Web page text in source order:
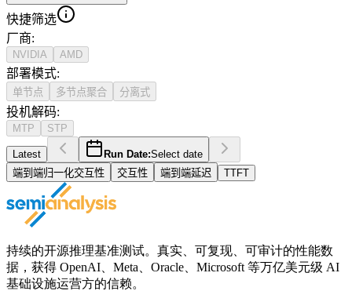
快捷筛选
厂商:
NVIDIA AMD
部署模式:
单节点 多节点聚合 分离式
投机解码:
MTP STP
Latest Run Date:Select date
端到端归一化交互性
交互性 端到端延迟 TTFT
持续的开源推理基准测试。真实、可复现、可审计的性能数
据，获得 OpenAI、Meta、Oracle、Microsoft 等万亿美元级 AI
基础设施运营方的信赖。